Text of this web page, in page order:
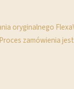
oryginalnego
zamówienia